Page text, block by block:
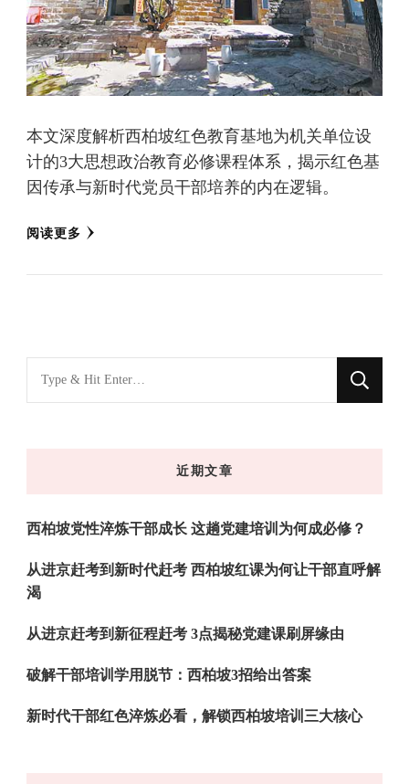
本文深度解析西柏坡红色教育基地为机关单位设
计的3大思想政治教育必修课程体系，揭示红色基
因传承与新时代党员干部培养的内在逻辑。
阅读更多
什
近期文章
西柏坡党性淬炼干部成长 这趟党建培训为何成必修？
从进京赶考到新时代赶考 西柏坡红课为何让干部直呼解
渴
从进京赶考到新征程赶考 3点揭秘党建课刷屏缘由
破解干部培训学用脱节：西柏坡3招给出答案
新时代干部红色淬炼必看，解锁西柏坡培训三大核心